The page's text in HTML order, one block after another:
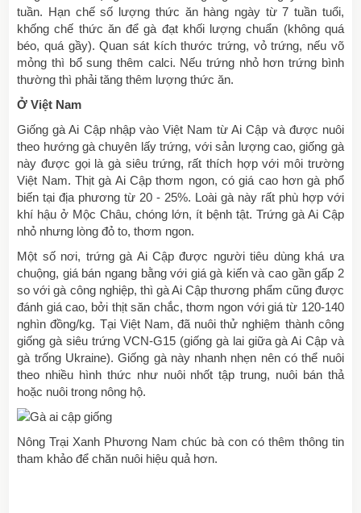
tuần. Hạn chế số lượng thức ăn hàng ngày từ 7 tuần tuổi,
khống chế thức ăn để gà đạt khối lượng chuẩn (không quá
béo, quá gầy). Quan sát kích thước trứng, vỏ trứng, nếu võ
mỏng thì bổ sung thêm calci. Nếu trứng nhỏ hơn trứng bình
thường thì phải tăng thêm lượng thức ăn.
Ở Việt Nam
Giống gà Ai Cập nhập vào Việt Nam từ Ai Cập và được nuôi
theo hướng gà chuyên lấy trứng, với sản lượng cao, giống gà
này được gọi là gà siêu trứng, rất thích hợp với môi trường
Việt Nam. Thịt gà Ai Cập thơm ngon, có giá cao hơn gà phổ
biến tại địa phương từ 20 - 25%. Loài gà này rất phù hợp với
khí hậu ở Mộc Châu, chóng lớn, ít bệnh tật. Trứng gà Ai Cập
nhỏ nhưng lòng đỏ to, thơm ngon.
Một số nơi, trứng gà Ai Cập được người tiêu dùng khá ưa
chuộng, giá bán ngang bằng với giá gà kiến và cao gần gấp 2
so với gà công nghiệp, thì gà Ai Cập thương phẩm cũng được
đánh giá cao, bởi thịt săn chắc, thơm ngon với giá từ 120-140
nghìn đồng/kg. Tại Việt Nam, đã nuôi thử nghiệm thành công
giống gà siêu trứng VCN-G15 (giống gà lai giữa gà Ai Cập và
gà trống Ukraine). Giống gà này nhanh nhẹn nên có thể nuôi
theo nhiều hình thức như nuôi nhốt tập trung, nuôi bán thả
hoặc nuôi trong nông hộ.
Nông Trại Xanh Phương Nam chúc bà con có thêm thông tin
tham khảo để chăn nuôi hiệu quả hơn.